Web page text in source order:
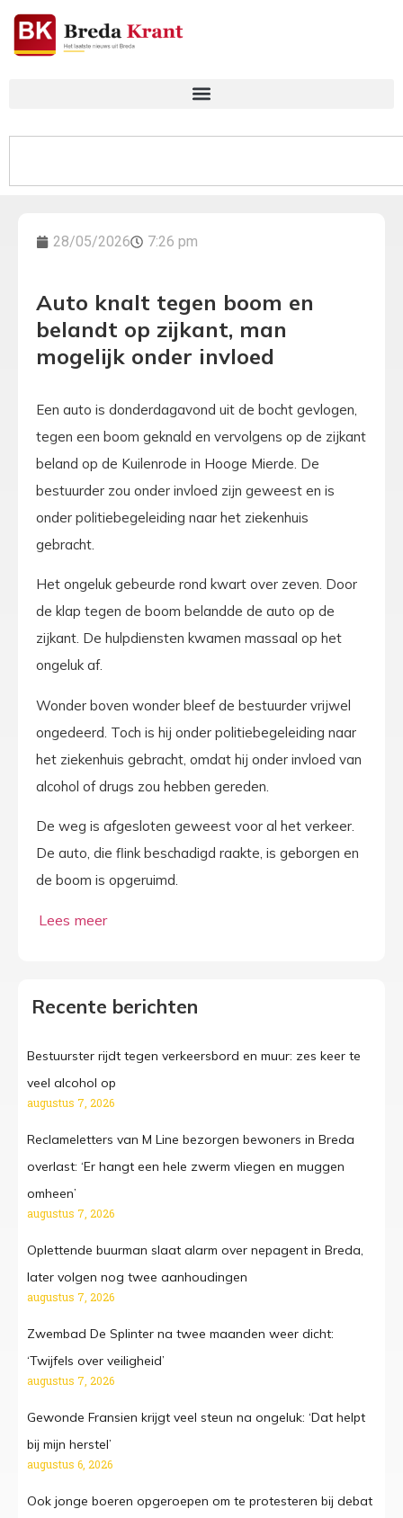
28/05/2026 7:26 pm
Auto knalt tegen boom en
belandt op zijkant, man
mogelijk onder invloed
Een auto is donderdagavond uit de bocht gevlogen,
tegen een boom geknald en vervolgens op de zijkant
beland op de Kuilenrode in Hooge Mierde. De
bestuurder zou onder invloed zijn geweest en is
onder politiebegeleiding naar het ziekenhuis
gebracht.
Het ongeluk gebeurde rond kwart over zeven. Door
de klap tegen de boom belandde de auto op de
zijkant. De hulpdiensten kwamen massaal op het
ongeluk af.
Wonder boven wonder bleef de bestuurder vrijwel
ongedeerd. Toch is hij onder politiebegeleiding naar
het ziekenhuis gebracht, omdat hij onder invloed van
alcohol of drugs zou hebben gereden.
De weg is afgesloten geweest voor al het verkeer.
De auto, die flink beschadigd raakte, is geborgen en
de boom is opgeruimd.
Recente berichten
Bestuurster rijdt tegen verkeersbord en muur: zes keer te
veel alcohol op
augustus 7, 2026
Reclameletters van M Line bezorgen bewoners in Breda
overlast: ‘Er hangt een hele zwerm vliegen en muggen
omheen’
augustus 7, 2026
Oplettende buurman slaat alarm over nepagent in Breda,
later volgen nog twee aanhoudingen
augustus 7, 2026
Zwembad De Splinter na twee maanden weer dicht:
‘Twijfels over veiligheid’
augustus 7, 2026
Gewonde Fransien krijgt veel steun na ongeluk: ‘Dat helpt
bij mijn herstel’
augustus 6, 2026
Ook jonge boeren opgeroepen om te protesteren bij debat